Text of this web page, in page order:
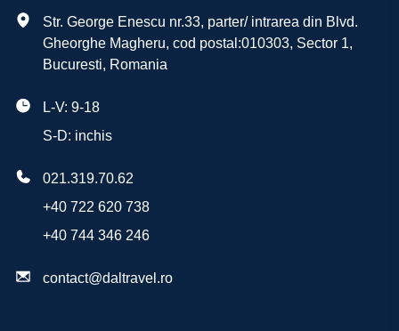
Grand suite, sea view
Eventual și alte tipuri de cameră în funcție de
disponibilitatea la data aleasă
Tipuri de masa
Mic Dejun
Cazare 7/14 nopti
Asistenta turistica in limba romana
Str. George Enescu nr.33, parter/ intrarea din Blvd.
Gheorghe Magheru, cod postal:010303, Sector 1,
Bucuresti, Romania
L-V: 9-18
S-D: inchis
021.319.70.62
+40 722 620 738
+40 744 346 246
contact@daltravel.ro